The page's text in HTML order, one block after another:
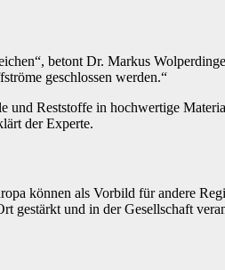
betont Dr. Markus
geschlossen werden.“
Reststoffe in hochwertige
der Experte.
können als Vorbild für andere
gestärkt und in der Gesellschaft